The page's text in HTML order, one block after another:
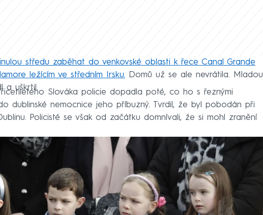
středu zaběhat do venkovské oblasti k řece Canal Grande
ležícím ve středním Irsku. Domů už se ale nevrátila. Mladou
a uškrtil.
Slováka policie dopadla poté, co ho s řeznými
dublinské nemocnice jeho příbuzný. Tvrdil, že byl pobodán při
Policisté se však od začátku domnívali, že si mohl zranění